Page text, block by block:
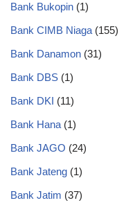
Bank Bukopin (1)
Bank CIMB Niaga (155)
Bank Danamon (31)
Bank DBS (1)
Bank DKI (11)
Bank Hana (1)
Bank JAGO (24)
Bank Jateng (1)
Bank Jatim (37)